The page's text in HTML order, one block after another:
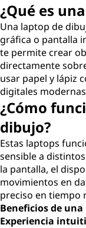
¿Qué es
Una laptop de
gráfica o pantalla
te permite crear
directamente
usar papel y lápiz
digitales
¿Cómo
dibujo?
Estas laptops
sensible a
la pantalla, el
movimientos en
preciso en tiempo
Beneficios de
Experiencia